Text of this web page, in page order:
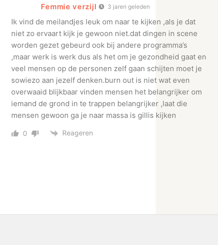
Femmie verzijl 3 jaren geleden
Ik vind de meilandjes leuk om naar te kijken ,als je dat
niet zo ervaart kijk je gewoon niet.dat dingen in scene
worden gezet gebeurd ook bij andere programma’s
,maar werk is werk dus als het om je gezondheid gaat en
veel mensen op de personen zelf gaan schijten moet je
sowiezo aan jezelf denken.burn out is niet wat even
overwaaid blijkbaar vinden mensen het belangrijker om
iemand de grond in te trappen belangrijker ,laat die
mensen gewoon ga je naar massa is gillis kijken
0 Reageren